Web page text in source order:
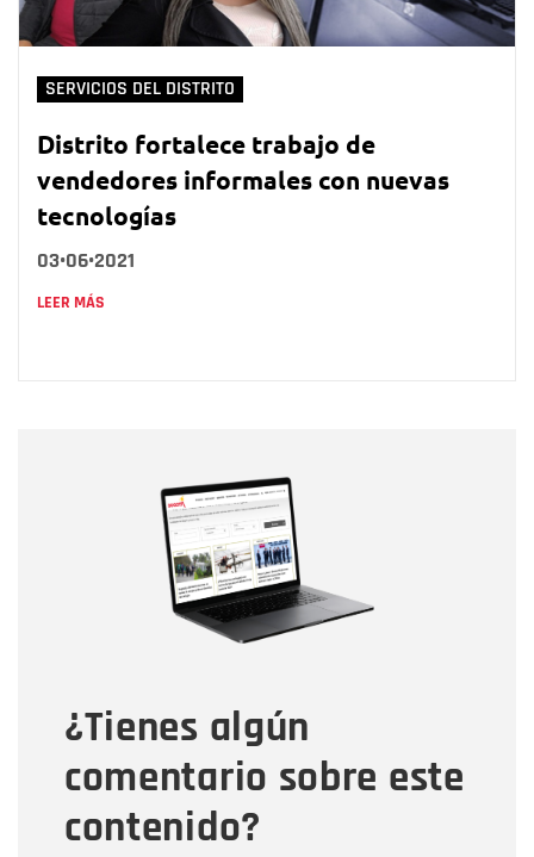
SERVICIOS DEL DISTRITO
Distrito fortalece trabajo de
vendedores informales con nuevas
tecnologías
03•06•2021
LEER MÁS
¿Tienes algún
comentario sobre este
contenido?
Correo electrónico
Tipo de comentario
Mensaje